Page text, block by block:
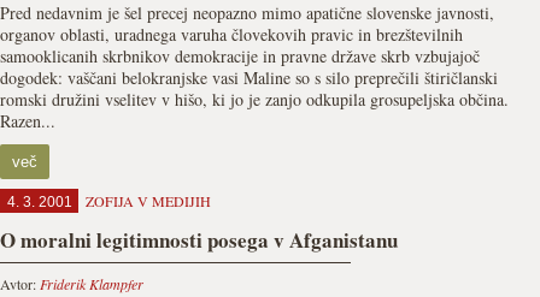
Pred nedavnim je šel precej neopazno mimo apatične slovenske javnosti,
organov oblasti, uradnega varuha človekovih pravic in brezštevilnih
samooklicanih skrbnikov demokracije in pravne države skrb vzbujajoč
dogodek: vaščani belokranjske vasi Maline so s silo preprečili štiričlanski
romski družini vselitev v hišo, ki jo je zanjo odkupila grosupeljska občina.
Razen...
več
4. 3. 2001 ZOFIJA V MEDIJIH
O moralni legitimnosti posega v Afganistanu
Avtor: Friderik Klampfer